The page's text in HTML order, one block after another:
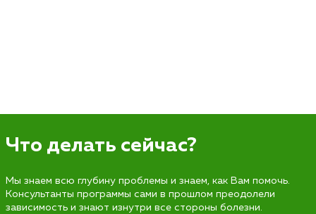
Что делать сейчас?
Мы знаем всю глубину проблемы и знаем, как Вам помочь.
Консультанты программы сами в прошлом преодолели
зависимость и знают изнутри все стороны болезни.